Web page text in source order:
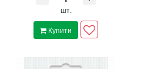
шт.
Купити